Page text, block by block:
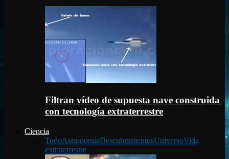
Filtran vídeo de supuesta nave construida
con tecnología extraterrestre
Ciencia
TodoAstronomíaDescubrimientosUniversoVida
extraterrestre